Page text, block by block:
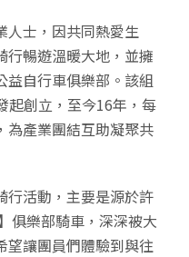
人士，因共同熱愛生
行暢遊溫暖大地，並擁
益自行車俱樂部。該組
起創立，至今16年，每
為產業團結互助凝聚共
行活動，主要是源於許
俱樂部騎車，深深被大
望讓團員們體驗到與往